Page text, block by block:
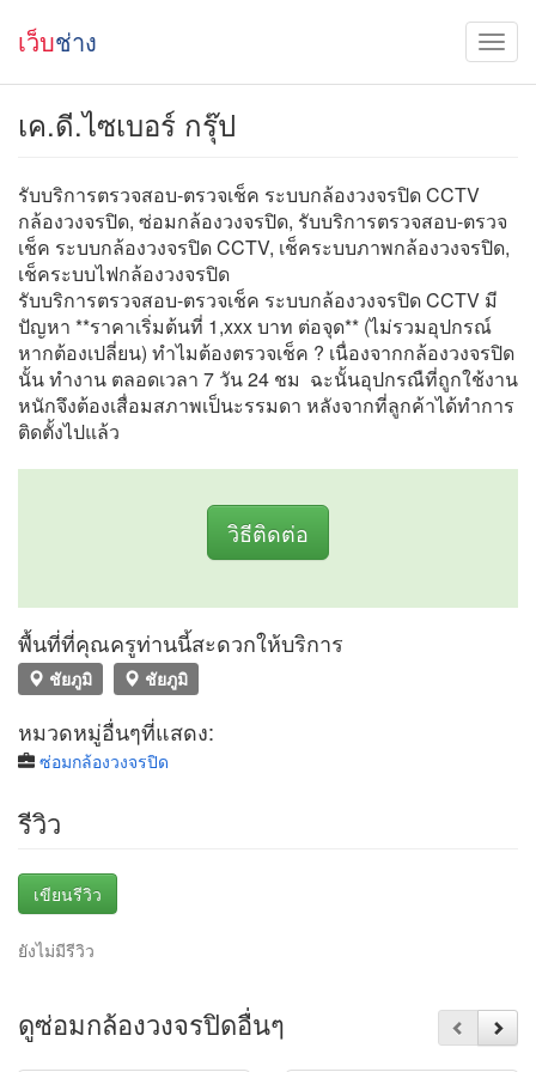
เว็บช่าง
เค.ดี.ไซเบอร์ กรุ๊ป
รับบริการตรวจสอบ-ตรวจเช็ค ระบบกล้องวงจรปิด CCTV
กล้องวงจรปิด, ซ่อมกล้องวงจรปิด, รับบริการตรวจสอบ-ตรวจ
เช็ค ระบบกล้องวงจรปิด CCTV, เช็คระบบภาพกล้องวงจรปิด,
เช็คระบบไฟกล้องวงจรปิด
รับบริการตรวจสอบ-ตรวจเช็ค ระบบกล้องวงจรปิด CCTV มี
ปัญหา **ราคาเริ่มต้นที่ 1,xxx บาท ต่อจุด** (ไม่รวมอุปกรณ์
หากต้องเปลี่ยน) ทำไมต้องตรวจเช็ค ? เนื่องจากกล้องวงจรปิด
นั้น ทำงาน ตลอดเวลา 7 วัน 24 ชม ฉะนั้นอุปกรณืที่ถูกใช้งาน
หนักจึงต้องเสื่อมสภาพเป็นะรรมดา หลังจากที่ลูกค้าได้ทำการ
ติดตั้งไปแล้ว
วิธีติดต่อ
พื้นที่ที่คุณครูท่านนี้สะดวกให้บริการ
ชัยภูมิ ชัยภูมิ
หมวดหมู่อื่นๆที่แสดง:
ซ่อมกล้องวงจรปิด
รีวิว
เขียนรีวิว
ยังไม่มีรีวิว
ดูซ่อมกล้องวงจรปิดอื่นๆ